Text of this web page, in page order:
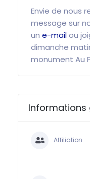
Envie de nous
message sur
un e-mailou
dimanche
monument Au
Informations
Affiliation